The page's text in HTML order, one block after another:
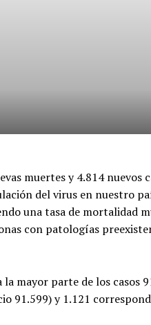
muertes y 4.814 nuevos
del virus en nuestro
una tasa de mortalidad
con patologías
mayor parte de los casos
91.599) y 1.121